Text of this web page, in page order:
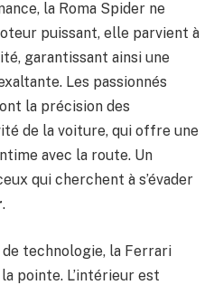
la Roma Spider ne
puissant, elle parvient à
garantissant ainsi une
Les passionnés
la précision des
de la voiture, qui offre une
avec la route. Un
qui cherchent à s’évader
.
technologie, la Ferrari
pointe. L’intérieur est